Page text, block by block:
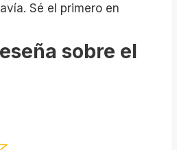
Sé el primero en
sobre el